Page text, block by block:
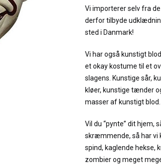
Vi importerer selv fra
derfor tilbyde
sted i Danmark!
Vi har også kunstigt
et okay kostume til et
slagens. Kunstige sår,
kløer, kunstige tænder
masser af kunstigt blod.
Vil du “pynte” dit hjem,
skræmmende, så har vi
spind, kaglende hekse,
zombier og meget